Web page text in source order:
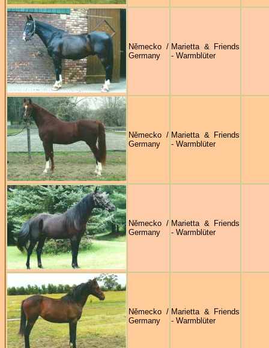
Německo /
Germany
Marietta & Friends
- Warmblüter
Německo /
Germany
Marietta & Friends
- Warmblüter
Německo /
Germany
Marietta & Friends
- Warmblüter
Německo /
Germany
Marietta & Friends
- Warmblüter